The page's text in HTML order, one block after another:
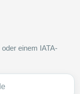
einem IATA-